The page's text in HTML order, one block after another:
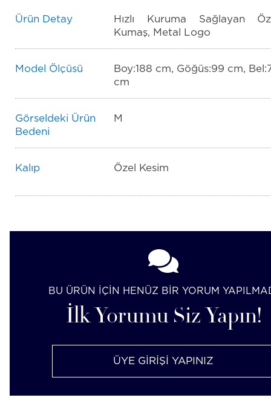
Ürün Detay
Hızlı Kuruma Sağlayan
Kumaş, Metal Logo
Model Ölçüsü
Boy:188 cm, Göğüs:99 cm,
cm
Görseldeki Ürün
Bedeni
M
Kalıp Özel Kesim
BU ÜRÜN İÇİN HENÜZ BİR YORUM
İlk Yorumu Siz Yapın!
ÜYE GİRİŞİ YAPINIZ